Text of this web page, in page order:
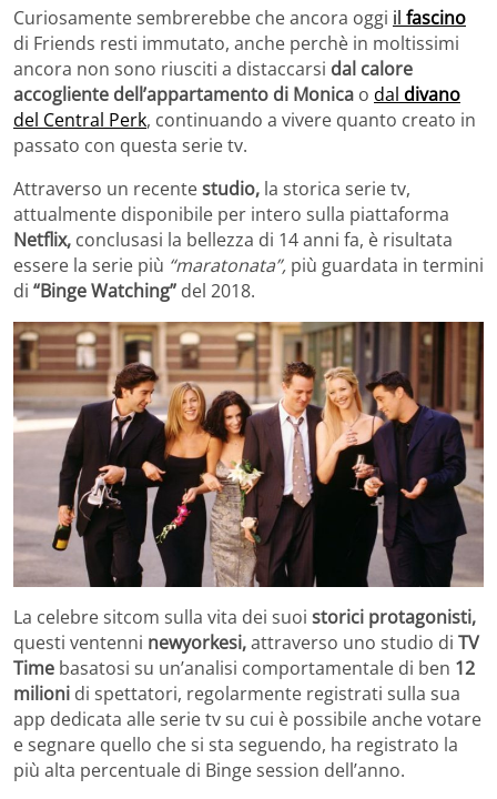
Curiosamente sembrerebbe che ancora oggi il fascino
di Friends resti immutato, anche perchè in moltissimi
ancora non sono riusciti a distaccarsi dal calore
accogliente dell’appartamento di Monica o dal divano
del Central Perk, continuando a vivere quanto creato in
passato con questa serie tv.
Attraverso un recentestudio, la storica serie tv,
attualmente disponibile per intero sulla piattaforma
Netflix, conclusasi la bellezza di 14 anni fa, è risultata
essere la serie più “maratonata”, più guardata in termini
di “Binge Watching” del 2018.
La celebre sitcom sulla vita dei suoi storici protagonisti,
questi ventenni newyorkesi,attraverso uno studio di TV
Time basatosi su un’analisi comportamentale di ben 12
milioni di spettatori, regolarmente registrati sulla sua
app dedicata alle serie tv su cui è possibile anche votare
e segnare quello che si sta seguendo, ha registrato la
più alta percentuale di Binge session dell’anno.